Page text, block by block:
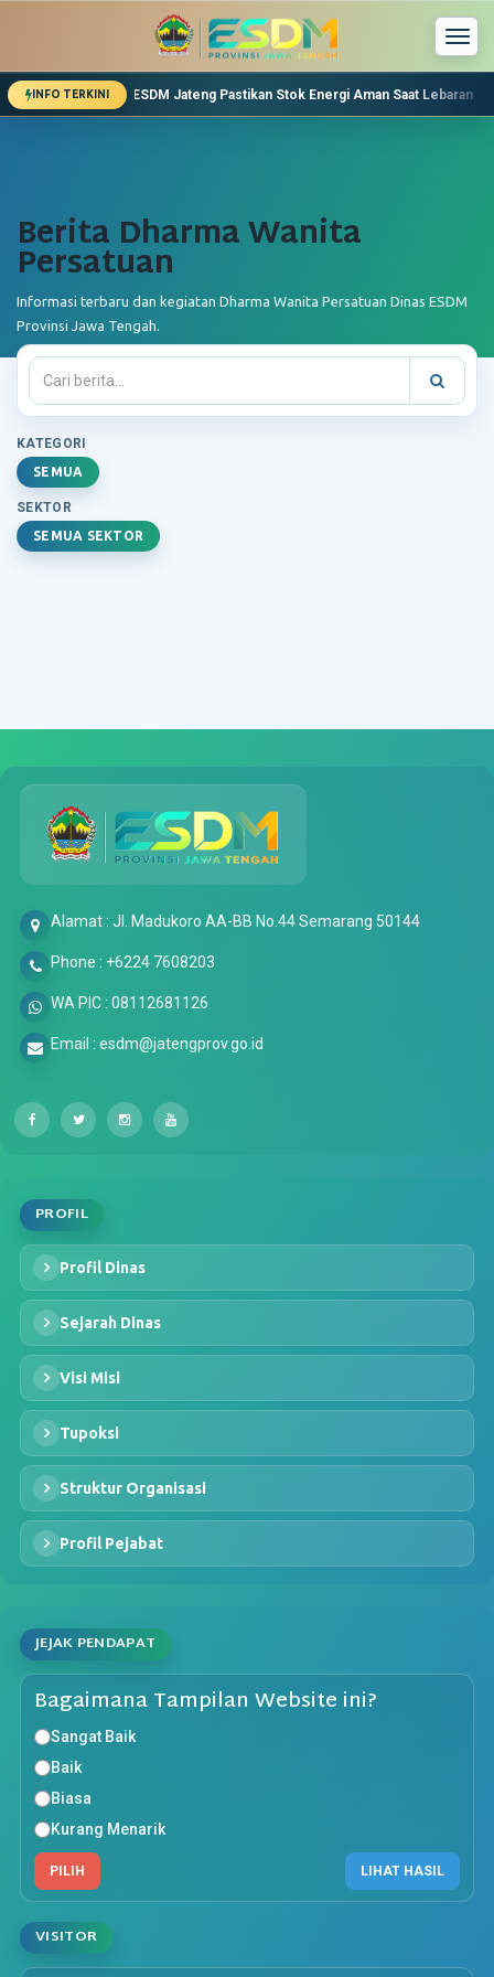
INFO TERKINI
Dinas ESDM Jateng Pastikan Stok Energi Aman Saat Lebaran
Jangan Khawatir! Pengguna Mobil Listrik Bisa Isi Ulang
Berita Dharma Wanita
Persatuan
Informasi terbaru dan kegiatan Dharma Wanita Persatuan Dinas ESDM
Provinsi Jawa Tengah.
KATEGORI
SEMUA
SEKTOR
SEMUA SEKTOR
Alamat : Jl. Madukoro AA-BB No.44 Semarang 50144
Phone : +6224 7608203
WA PIC : 08112681126
Email : esdm@jatengprov.go.id
PROFIL
Profil Dinas
Sejarah Dinas
Visi Misi
Tupoksi
Struktur Organisasi
Profil Pejabat
JEJAK PENDAPAT
Bagaimana Tampilan Website ini?
Sangat Baik
Baik
Biasa
Kurang Menarik
PILIH LIHAT HASIL
VISITOR